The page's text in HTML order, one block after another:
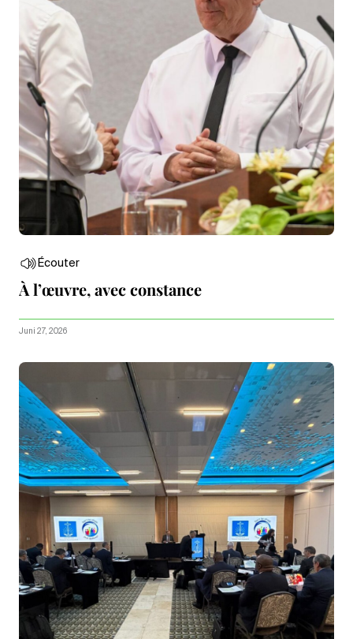
Écouter
À l’œuvre, avec constance
Juni 27, 2026